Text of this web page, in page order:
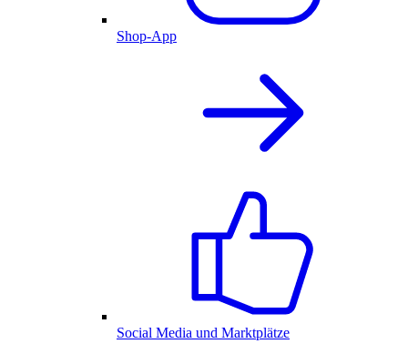
Shop-App
Social Media und Marktplätze